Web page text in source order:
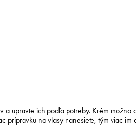
upravte ich podľa potreby. Krém
prípravku na vlasy nanesiete, tým viac im